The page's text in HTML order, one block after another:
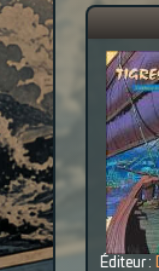
Éditeur :